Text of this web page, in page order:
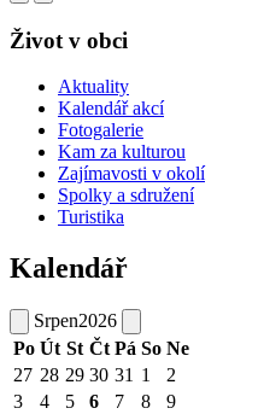
Život v obci
Aktuality
Kalendář akcí
Fotogalerie
Kam za kulturou
Zajímavosti v okolí
Spolky a sdružení
Turistika
Kalendář
Srpen2026
Po Út St Čt Pá So Ne
27 28 29 30 31 1
2
3
4 5 6 7 8
9